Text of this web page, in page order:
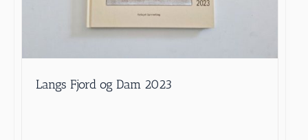
Langs Fjord og Dam 2023